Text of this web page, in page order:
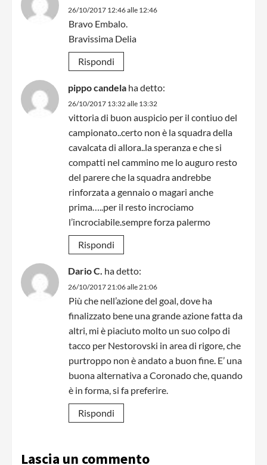
26/10/2017 12:46 alle 12:46
Bravo Embalo.
Bravissima Delia
Rispondi
pippo candela ha detto:
26/10/2017 13:32 alle 13:32
vittoria di buon auspicio per il contiuo del
campionato..certo non è la squadra della
cavalcata di allora..la speranza e che si
compatti nel cammino me lo auguro resto
del parere che la squadra andrebbe
rinforzata a gennaio o magari anche
prima…..per il resto incrociamo
l’incrociabile.sempre forza palermo
Rispondi
Dario C. ha detto:
26/10/2017 21:06 alle 21:06
Più che nell’azione del goal, dove ha
finalizzato bene una grande azione fatta da
altri, mi è piaciuto molto un suo colpo di
tacco per Nestorovski in area di rigore, che
purtroppo non è andato a buon fine. E’ una
buona alternativa a Coronado che, quando
è in forma, si fa preferire.
Rispondi
Lascia un commento